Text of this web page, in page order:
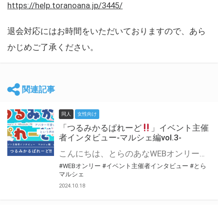
https://help.toranoana.jp/3445/
退会対応にはお時間をいただいておりますので、あら
かじめご了承ください。
関連記事
同人 女性向け
「つるみかるぱれーど
」イベント主催
者インタビュー-マルシェ編vol.3-
こんにちは、とらのあなWEBオンリー運営スタッフです。 新たにお届けする、イベント主催者インタビュー-マルシェ編-は、 とらのあなWEBオンリー「マルシェ」をご利用した主催様に 「マルシェ」を使って開催した感想や心がけをお聞きする企画です。 今回は、WEBオンリー初開催「つるみかるぱれーど
#WEBオンリー #イベント主催者インタビュー #とら
マルシェ
2024.10.18